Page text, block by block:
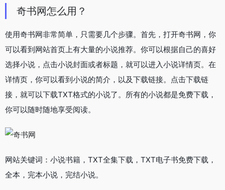
奇书网怎么用？
使用奇书网非常简单，只需要几个步骤。首先，打开奇书网，你
可以看到网站首页上有大量的小说推荐。你可以根据自己的喜好
选择小说，点击小说封面或者标题，就可以进入小说详情页。在
详情页，你可以看到小说的简介，以及下载链接。点击下载链
接，就可以下载TXT格式的小说了。所有的小说都是免费下载，
你可以随时随地享受阅读。
网站关键词：小说书籍，TXT全集下载，TXT电子书免费下载，
全本，完本小说，完结小说。